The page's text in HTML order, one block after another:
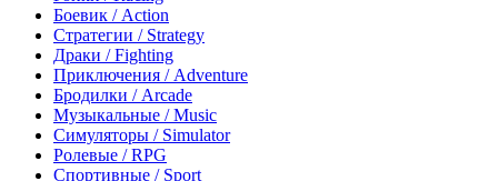
Боевик / Action
Стратегии / Strategy
Драки / Fighting
Приключения / Adventure
Бродилки / Arcade
Музыкальные / Music
Симуляторы / Simulator
Ролевые / RPG
Спортивные / Sport